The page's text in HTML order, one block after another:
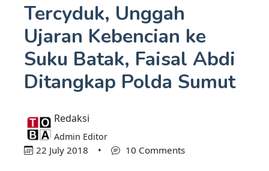
Tercyduk, Unggah
Ujaran Kebencian ke
Suku Batak, Faisal Abdi
Ditangkap Polda Sumut
Redaksi
Admin Editor
22 July 2018 • 10 Comments